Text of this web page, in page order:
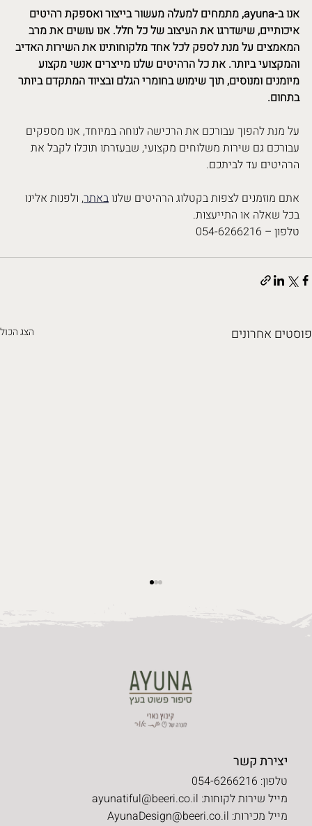
אנו ב-ayuna, מתמחים למעלה מעשור בייצור ואספקת רהיטים
איכותיים, שישדרגו את העיצוב של כל חלל. אנו עושים את מרב
המאמצים על מנת לספק לכל אחד מלקוחותינו את השירות האדיב
והמקצועי ביותר. את כל הרהיטים שלנו מייצרים אנשי מקצוע
מיומנים ומנוסים, תוך שימוש בחומרי הגלם ובציוד המתקדם ביותר
בתחום.
על מנת להפוך עבורכם את הרכישה לנוחה במיוחד, אנו מספקים
עבורכם גם שירות משלוחים מקצועי, שבעזרתו תוכלו לקבל את
הרהיטים עד לביתכם.
אתם מוזמנים לצפות בקטלוג הרהיטים שלנו באתר, ולפנות אלינו
בכל שאלה או התייעצות.
טלפון – 054-6266216
פוסטים אחרונים הצג הכול
טיפים של יונת ז"ל לעיצוב הבית
יצירת קשר
טלפון: 054-6266216
מייל שירות לקוחות: ayunatiful@beeri.co.il
מייל מכירות: AyunaDesign@beeri.co.il